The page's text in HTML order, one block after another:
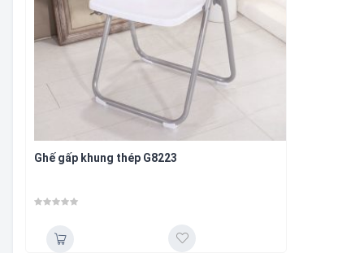
Ghế gấp khung thép G8223